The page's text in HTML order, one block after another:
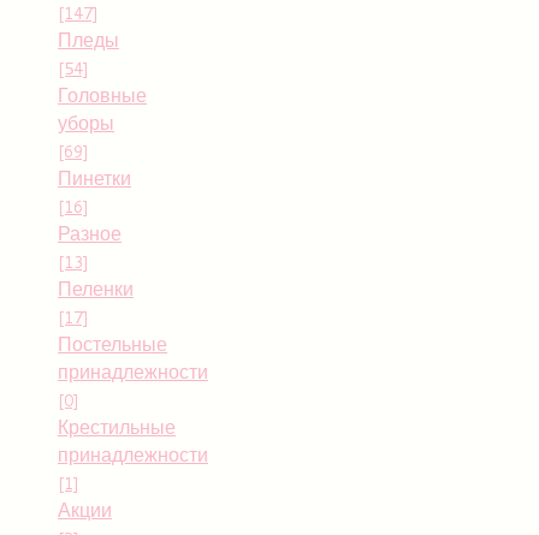
[147]
Пледы
[54]
Головные
уборы
[69]
Пинетки
[16]
Разное
[13]
Пеленки
[17]
Постельные
принадлежности
[0]
Крестильные
принадлежности
[1]
Акции